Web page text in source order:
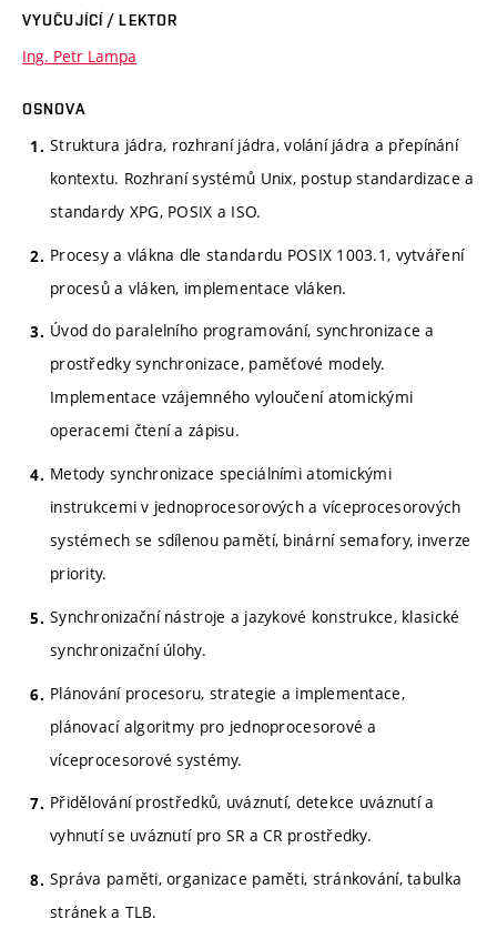
VYUČUJÍCÍ / LEKTOR
Ing. Petr Lampa
OSNOVA
Struktura jádra, rozhraní jádra, volání jádra a přepínání
kontextu. Rozhraní systémů Unix, postup standardizace a
standardy XPG, POSIX a ISO.
Procesy a vlákna dle standardu POSIX 1003.1, vytváření
procesů a vláken, implementace vláken.
Úvod do paralelního programování, synchronizace a
prostředky synchronizace, paměťové modely.
Implementace vzájemného vyloučení atomickými
operacemi čtení a zápisu.
Metody synchronizace speciálními atomickými
instrukcemi v jednoprocesorových a víceprocesorových
systémech se sdílenou pamětí, binární semafory, inverze
priority.
Synchronizační nástroje a jazykové konstrukce, klasické
synchronizační úlohy.
Plánování procesoru, strategie a implementace,
plánovací algoritmy pro jednoprocesorové a
víceprocesorové systémy.
Přidělování prostředků, uváznutí, detekce uváznutí a
vyhnutí se uváznutí pro SR a CR prostředky.
Správa paměti, organizace paměti, stránkování, tabulka
stránek a TLB.